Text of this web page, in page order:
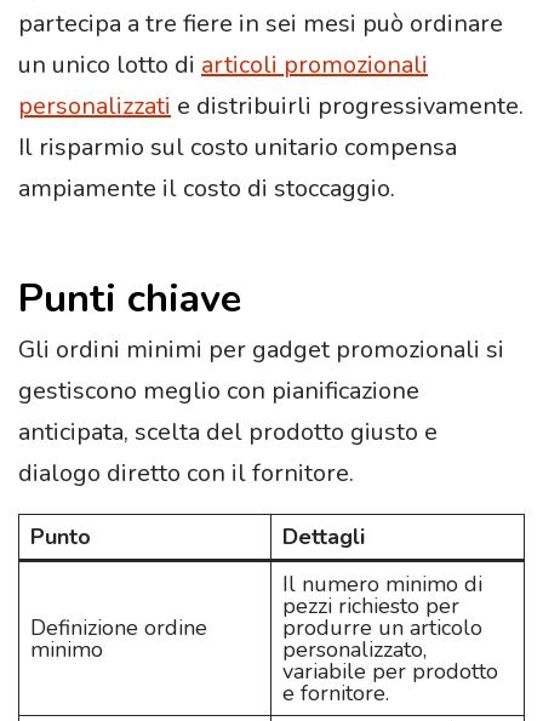
partecipa a tre fiere in sei mesi può ordinare
un unico lotto di articoli promozionali
personalizzati e distribuirli progressivamente.
Il risparmio sul costo unitario compensa
ampiamente il costo di stoccaggio.
Punti chiave
Gli ordini minimi per gadget promozionali si
gestiscono meglio con pianificazione
anticipata, scelta del prodotto giusto e
dialogo diretto con il fornitore.
Punto Dettagli
Definizione ordine
minimo
Il numero minimo di
pezzi richiesto per
produrre un articolo
personalizzato,
variabile per prodotto
e fornitore.